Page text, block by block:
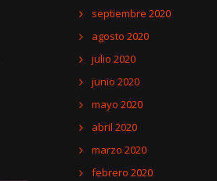
septiembre 2020
agosto 2020
julio 2020
junio 2020
mayo 2020
abril 2020
marzo 2020
febrero 2020